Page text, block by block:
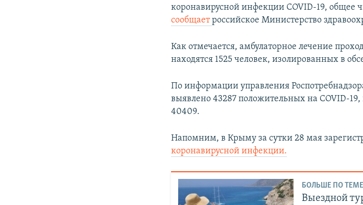
коронавирусной инфекции COVID-19, общее
сообщает российское Министерство
Как отмечается, амбулаторное лечение
находятся 1525 человек, изолированных в
По информации управления
выявлено 43287 положительных на COVID-
40409.
Напомним, в Крыму за сутки 28 мая
коронавирусной инфекции.
БОЛЬШЕ ПО
Выездной